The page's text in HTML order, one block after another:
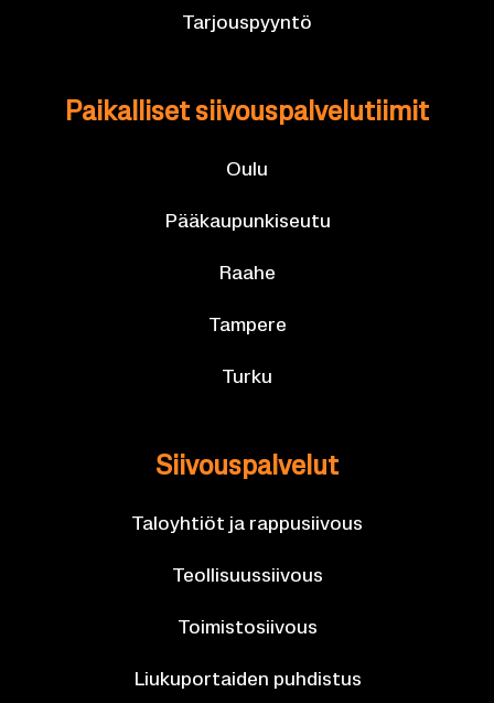
Tar­jous­pyyn­tö
Pai­kal­li­set sii­vous­pal­ve­lu­tii­mit
Oulu
Pää­kau­pun­ki­seu­tu
Raahe
Tam­pe­re
Turku
Sii­vous­pal­ve­lut
Ta­lo­yh­tiöt ja rap­pusii­vous
Teol­li­suus­sii­vous
Toi­mis­to­sii­vous
Liu­ku­por­tai­den puh­dis­tus